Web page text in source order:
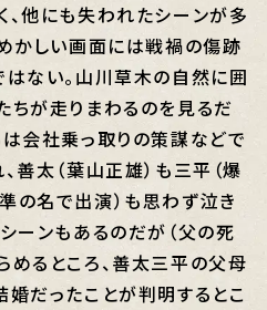
他にも失われたシーンが多
かしい画面には戦禍の傷跡
ない。山川草木の自然に囲
が走りまわるのを見るだ
会社乗っ取りの策謀などで
善太（葉山正雄）も三平（爆
名で出演）も思わず泣き
ーンもあるのだが（父の死
るところ、善太三平の父母
だったことが判明するとこ